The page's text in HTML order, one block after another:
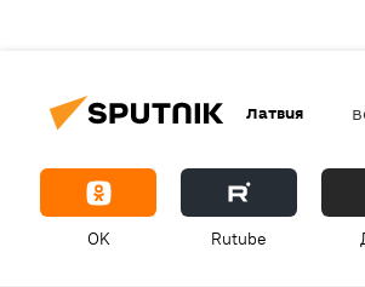
Латвия
OK Rutube